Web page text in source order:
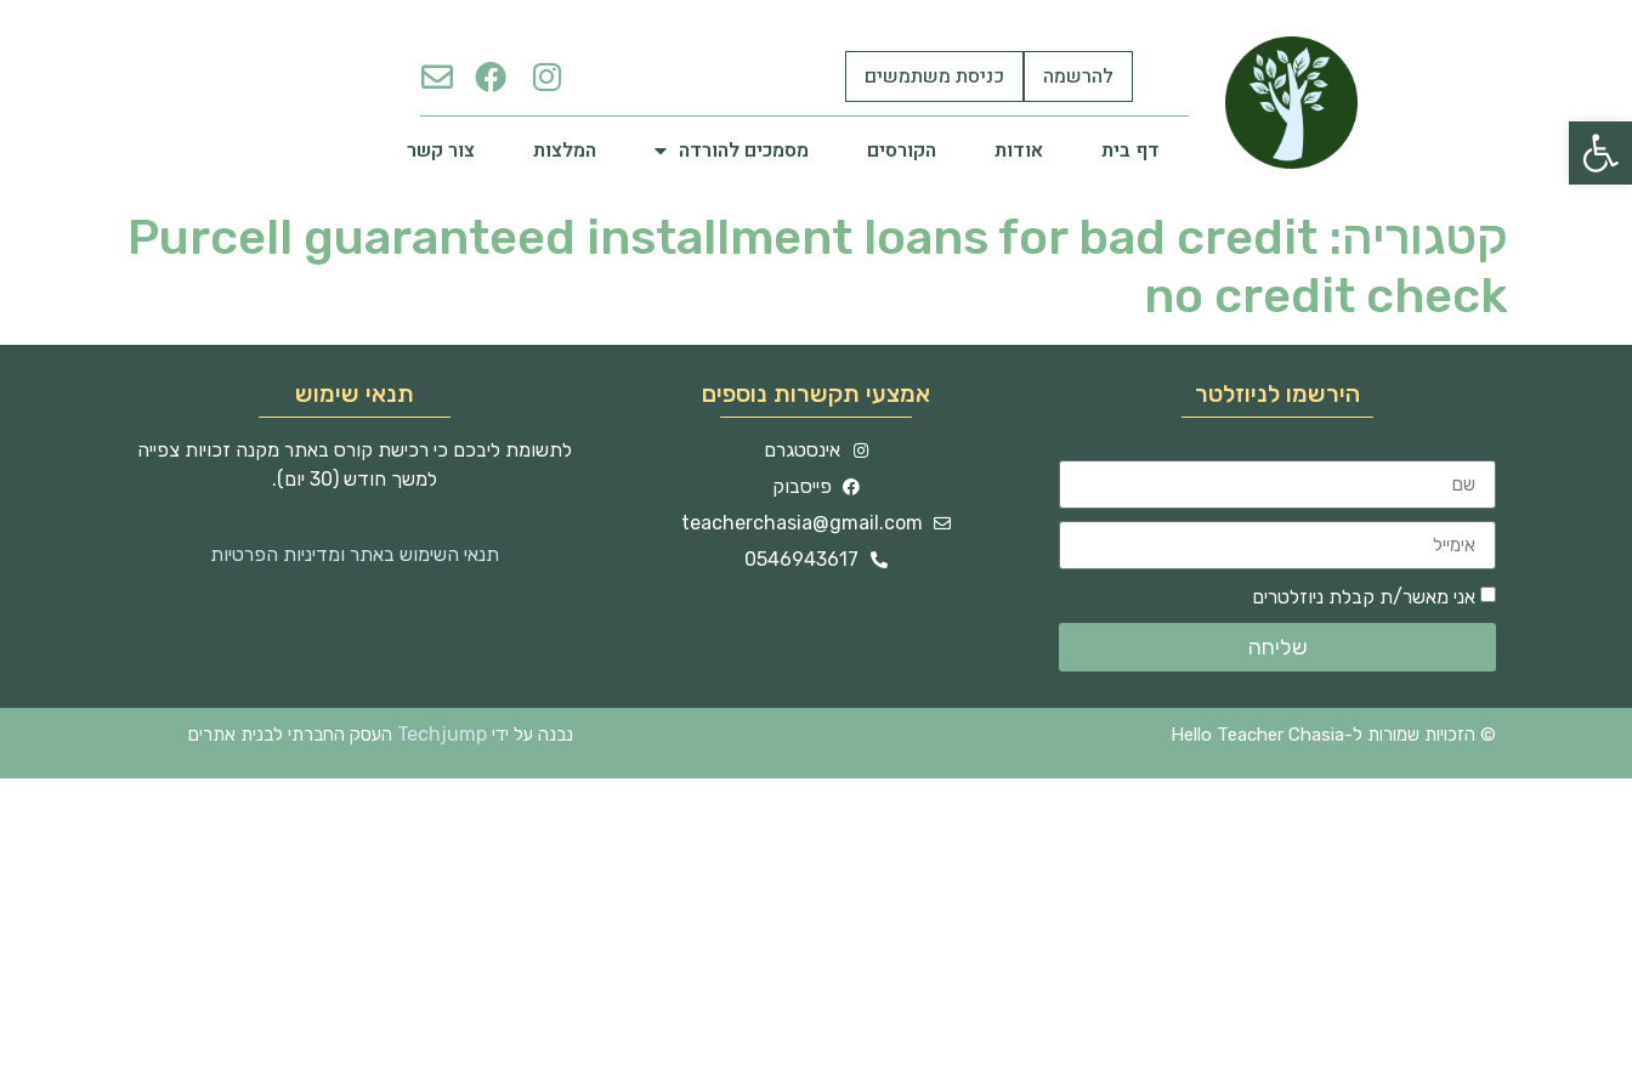
פתח סרגל נגישות
להרשמה כניסת משתמשים
דף בית אודות הקורסים מסמכים להורדה המלצות צור קשר
קטגוריה: Purcell guaranteed installment loans for bad credit
no credit check
הירשמו לניוזלטר
אני מאשר/ת קבלת ניוזלטרים
שליחה
אמצעי תקשרות נוספים
אינסטגרם
פייסבוק
teacherchasia@gmail.com
0546943617
תנאי שימוש
לתשומת ליבכם כי רכישת קורס באתר מקנה זכויות צפייה
למשך חודש (30 יום).
תנאי השימוש באתר ומדיניות הפרטיות
© הזכויות שמורות ל-Hello Teacher Chasia נבנה על ידי Techjump העסק החברתי לבנית אתרים